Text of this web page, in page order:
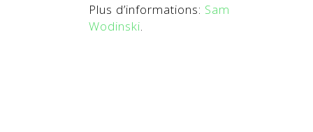
Plus d’informations: Sam
Wodinski.